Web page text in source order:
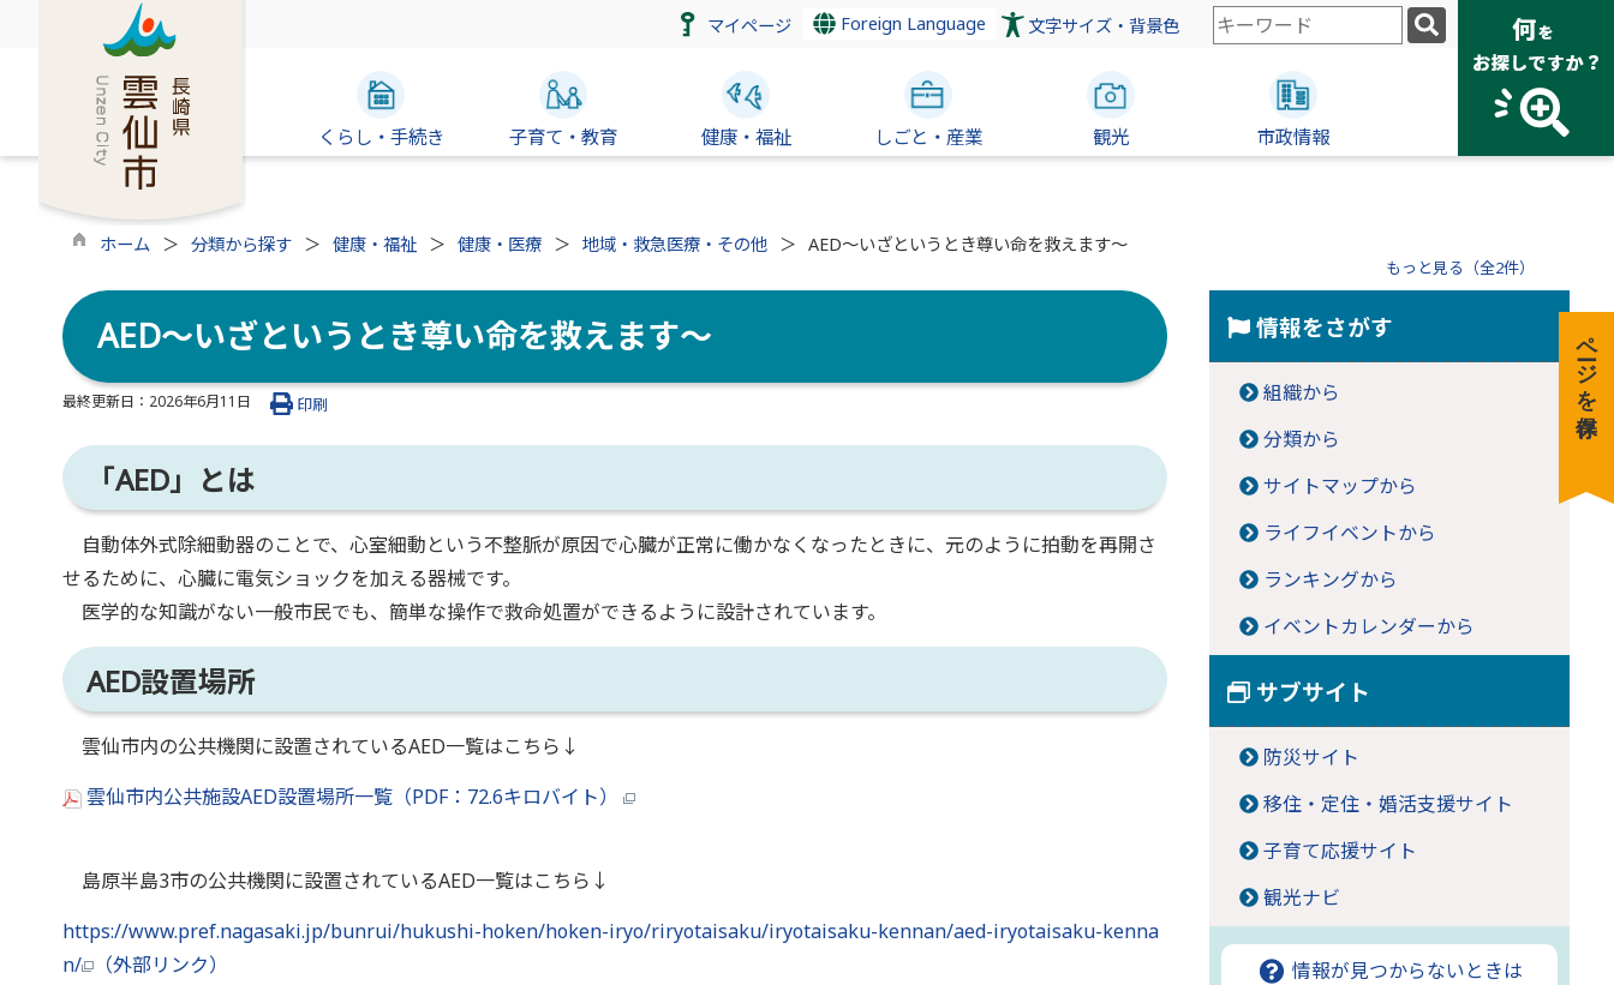
マイページ Foreign Language 文字サイズ・背景色
検
索
ー
くらし・手続き 子育て・教育 健康・福祉 しごと・産業 観光 市政情報
ホーム 分類から探す 健康・福祉 健康・医療 地域・救急医療・その他 AED～いざというとき尊い命を救えます～
もっと見る（全2件）
AED～いざというとき尊い命を救えます～
最終更新日： 2026年6月11日 印刷
「AED」とは
自動体外式除細動器のことで、心室細動という不整脈が原因で心臓が正常に働かなくなったときに、元のように拍動を再開さ
せるために、心臓に電気ショックを加える器械です。
医学的な知識がない一般市民でも、簡単な操作で救命処置ができるように設計されています。
AED設置場所
雲仙市内の公共機関に設置されているAED一覧はこちら↓
雲仙市内公共施設AED設置場所一覧（PDF：72.6キロバイト）
島原半島3市の公共機関に設置されているAED一覧はこちら↓
https://www.pref.nagasaki.jp/bunrui/hukushi-hoken/hoken-iryo/riryotaisaku/iryotaisaku-kennan/aed-iryotaisaku-kenna
n/
（外部リンク）
情報をさがす
組織から
分類から
サイトマップから
ライフイベントから
ランキングから
イベントカレンダーから
サブサイト
防災サイト
移住・定住・婚活支援サイト
子育て応援サイト
観光ナビ
情報が見つからないときは
ページを保存